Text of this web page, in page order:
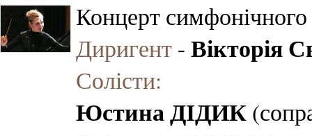
Концерт симфонічного
Диригент - Вікторія
Солісти:
Юстина ДІДИК